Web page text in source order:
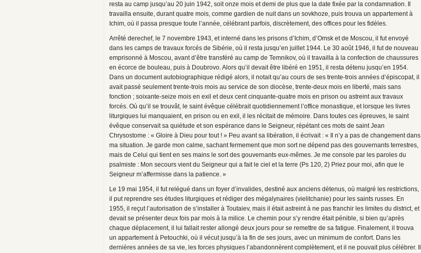
resta au camp jusqu’au 20 juin 1942, soit onze mois et demi de plus que la date fixée par la condamnation. Il
travailla ensuite, durant quatre mois, comme gardien de nuit dans un sovkhoze, puis trouva un appartement à
Ichim, où il passa presque toute l’année, célébrant parfois, discrètement, des offices pour les fidèles.
Arrêté derechef, le 7 novembre 1943, et interné dans les prisons d’Ichim, d’Omsk et de Moscou, il fut envoyé
dans les camps de travaux forcés de Sibérie, où il resta jusqu’en juillet 1944. Le 30 août 1946, il fut de nouveau
emprisonné à Moscou, avant d’être transféré au camp de Temnikov, où il travailla à la confection de chaussures
en écorce de bouleau, puis à Doubrovo. Alors qu’il devait être libéré en 1951, il resta détenu jusqu’en 1954.
Dans un document autobiographique rédigé alors, il notait qu’au cours de ses trente-trois années d’épiscopat, il
avait passé seulement trente-trois mois au service de son diocèse, trente-deux mois en liberté, mais sans
fonction ; soixante-seize mois en exil et deux cent cinquante-quatre mois en prison ou astreint aux travaux
forcés. Où qu’il se trouvât, le saint évêque célébrait quotidiennement l’office monastique, et lorsque les livres
liturgiques lui manquaient, en prison ou en exil, il les récitait de mémoire. Dans toutes ces épreuves, le saint
évêque conservait sa quiétude et son espérance dans le Seigneur, répétant ces mots de saint Jean
Chrysostome : « Gloire à Dieu pour tout ! » Peu avant sa libération, il écrivait : « Il n’y a pas de changement dans
ma situation. Je garde mon calme, sachant fermement que mon sort ne dépend pas des gouvernants terrestres,
mais de Celui qui tient en ses mains le sort des gouvernants eux-mêmes. Je me console par les paroles du
psalmiste : Mon secours vient du Seigneur qui a fait le ciel et la terre (Ps 120, 2) Priez pour moi, afin que le
Seigneur m’affermisse dans la patience. »
Le 19 mai 1954, il fut relégué dans un foyer d’invalides, destiné aux anciens détenus, où malgré les restrictions,
il put reprendre ses études liturgiques et rédiger des mégalynaires (vielitchanie) pour les saints russes. En
1955, il reçut l’autorisation de s’installer à Toutaiev, mais il était astreint à ne pas franchir les limites du district, et
devait se présenter deux fois par mois à la milice. Le chemin pour s’y rendre était pénible, si bien qu’après
chaque déplacement, il lui fallait rester allongé deux jours pour se remettre de sa fatigue. Finalement, il trouva
un appartement à Petouchki, où il vécut jusqu’à la fin de ses jours, avec un minimum de confort. Dans les
dernières années de sa vie, les forces physiques l’abandonnèrent complètement, et il ne pouvait plus célébrer. Il